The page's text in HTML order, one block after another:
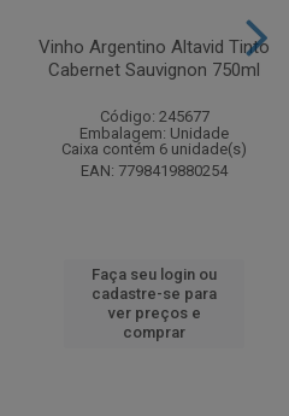
Vinho Argentino Altavid Tinto
Cabernet Sauvignon 750ml
Código: 245677
Embalagem: Unidade
Caixa contém 6 unidade(s)
EAN: 7798419880254
Faça seu login ou
cadastre-se para
ver preços e
comprar